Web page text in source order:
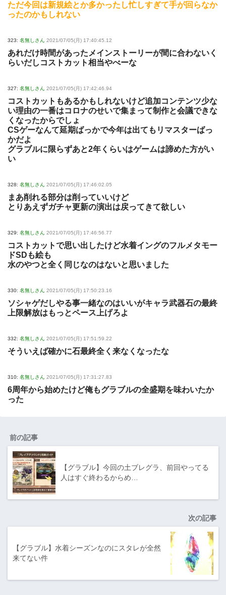
ただ今回は新規絵とか多かったし忙しすぎて手が回らなか
ったのかもしれない
323: 名無しさん 2021/07/05(月) 17:40:45.12
あれだけ時間があったメインストーリーが間に合わないく
らいだしコストカット相当やべーな
327: 名無しさん 2021/07/05(月) 17:42:46.94
コストカットもあるかもしれないけど追加コンテンツ少な
い理由の一番はコロナのせいで集まって制作と会議できな
くなったからでしょ
CSゲーなんて延期ばっかで今年は出てもリマスターばっ
かだよ
グラブルに限らずあと2年くらいはゲームは諦めた方がい
い
328: 名無しさん 2021/07/05(月) 17:46:02.05
まあ削れる部分は削っていいけど
とりあえずガチャ更新の演出は戻ってきて欲しい
329: 名無しさん 2021/07/05(月) 17:46:56.77
コストカットで思い出したけど水着イングのフルメタモー
ドSDも絵も
水のやつと全く同じなのはないと思いました
330: 名無しさん 2021/07/05(月) 17:50:23.16
ソシャゲだしやる事一緒なのはいいがキャラ武器石の最終
上限解放はもっとペース上げろよ
332: 名無しさん 2021/07/05(月) 17:51:59.22
そういえば確かに石最終全く来なくなったな
310: 名無しさん 2021/07/05(月) 17:31:27.83
6周年から始めたけど俺もグラブルの全盛期を味わいたか
った
前の記事
【グラブル】今回の土ブレグラ、前回やってる
人はすぐ終わるからめ…
次の記事
【グラブル】水着シーズンなのにスタレが全然
来てない件